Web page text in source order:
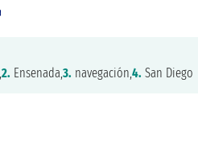
2. Ensenada,3. navegación,4. San Diego